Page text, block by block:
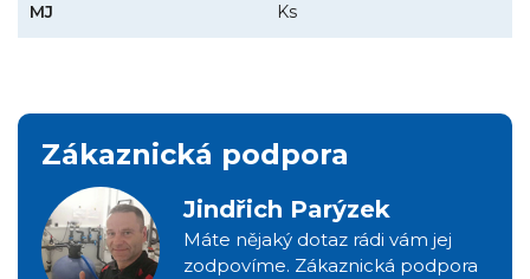
MJ Ks
Zákaznická podpora
Jindřich Parýzek
Máte nějaký dotaz rádi vám jej
zodpovíme. Zákaznická podpora